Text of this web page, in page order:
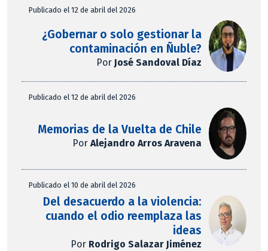
Publicado el 12 de abril del 2026
¿Gobernar o solo gestionar la
contaminación en Ñuble?
Por José Sandoval Díaz
Publicado el 12 de abril del 2026
Memorias de la Vuelta de Chile
PorAlejandro Arros Aravena
Publicado el 10 de abril del 2026
Del desacuerdo a la violencia:
cuando el odio reemplaza las
ideas
Por Rodrigo Salazar Jiménez